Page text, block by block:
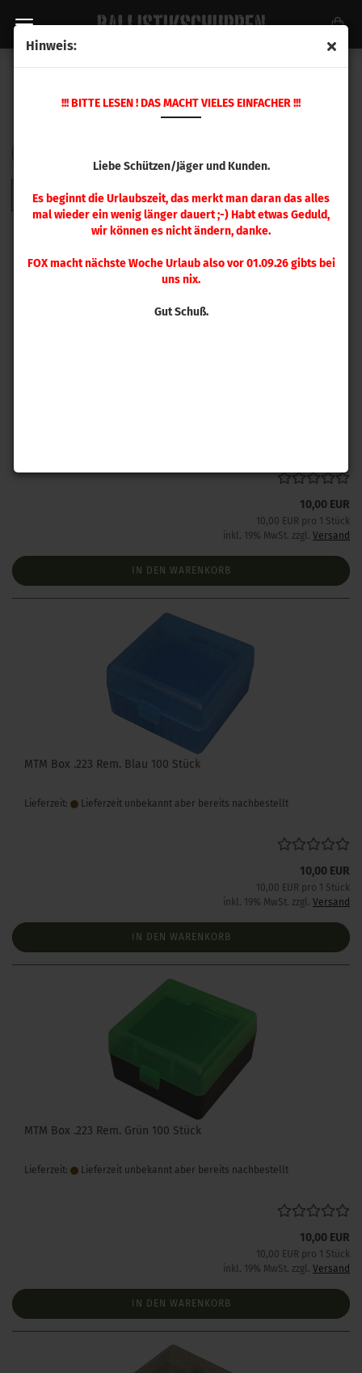
Hinweis:
!!! BITTE LESEN ! DAS MACHT VIELES EINFACHER !!!
Liebe Schützen/Jäger und Kunden.
Es beginnt die Urlaubszeit, das merkt man daran das alles
mal wieder ein wenig länger dauert ;-) Habt etwas Geduld,
wir können es nicht ändern, danke.
FOX macht nächste Woche Urlaub also vor 01.09.26 gibts bei
uns nix.
Gut Schuß.
10,00 EUR
10,00 EUR pro 1 Stück
inkl. 19% MwSt. zzgl. Versand
IN DEN WARENKORB
MTM Box .223 Rem. Blau 100 Stück
Lieferzeit: Lieferzeit unbekannt aber bereits nachbestellt
10,00 EUR
10,00 EUR pro 1 Stück
inkl. 19% MwSt. zzgl. Versand
IN DEN WARENKORB
MTM Box .223 Rem. Grün 100 Stück
Lieferzeit: Lieferzeit unbekannt aber bereits nachbestellt
10,00 EUR
10,00 EUR pro 1 Stück
inkl. 19% MwSt. zzgl. Versand
IN DEN WARENKORB